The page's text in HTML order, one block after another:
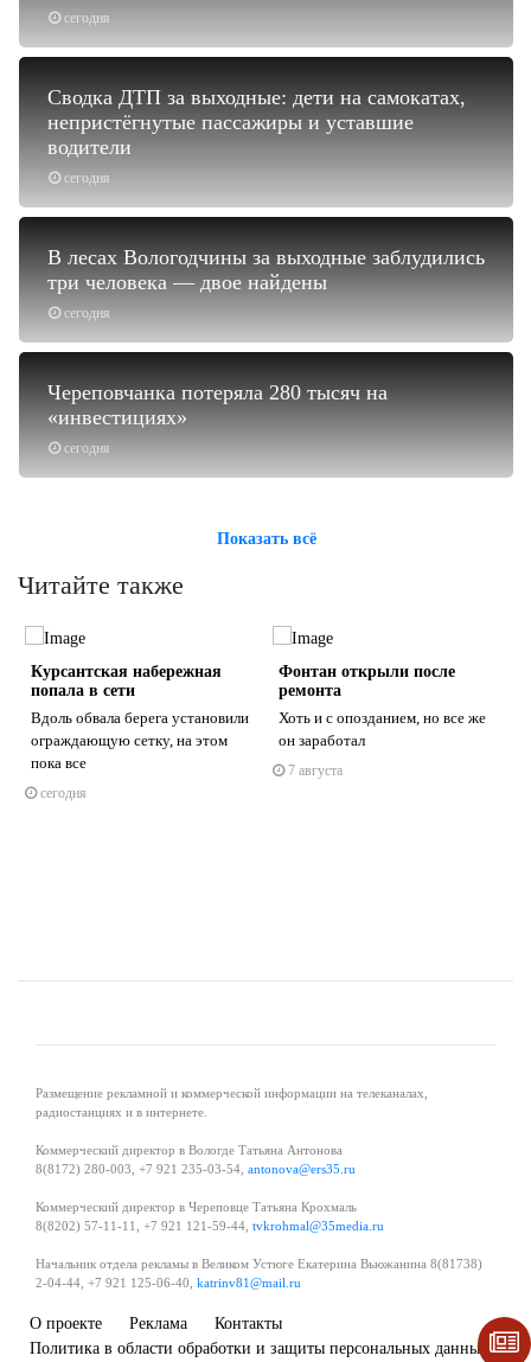
сегодня
сегодня
Сводка ДТП за выходные: дети на самокатах,
непристёгнутые пассажиры и уставшие
водители
сегодня
В лесах Вологодчины за выходные заблудились
три человека — двое найдены
сегодня
Череповчанка потеряла 280 тысяч на
«инвестициях»
Показать всё
Читайте также
Курсантская набережная
попала в сети
Вдоль обвала берега установили
ограждающую сетку, на этом
пока все
сегодня
Фонтан открыли после
ремонта
Хоть и с опозданием, но все же
он заработал
7 августа
Размещение рекламной и коммерческой информации на телеканалах,
радиостанциях и в интернете.
Коммерческий директор в Вологде Татьяна Антонова
8(8172) 280-003, +7 921 235-03-54, antonova@ers35.ru
Коммерческий директор в Череповце Татьяна Крохмаль
8(8202) 57-11-11, +7 921 121-59-44, tvkrohmal@35media.ru
Начальник отдела рекламы в Великом Устюге Екатерина Вьюжанина 8(81738)
2-04-44, +7 921 125-06-40, katrinv81@mail.ru
О проекте Реклама
Контакты
Политика в области обработки и защиты персональных данных